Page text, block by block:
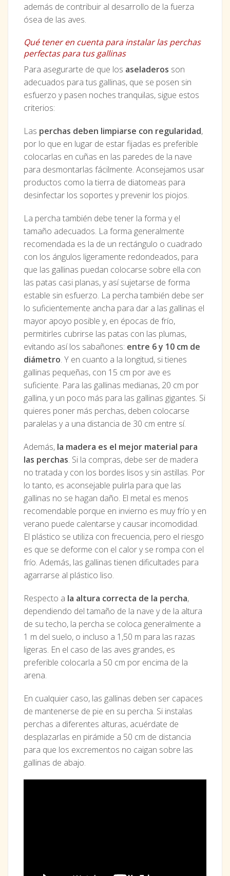
además de contribuir al desarrollo de la fuerza
ósea de las aves.
Qué tener en cuenta para instalar las perchas
perfectas para tus gallinas
Para asegurarte de que los aseladeros son
adecuados para tus gallinas, que se posen sin
esfuerzo y pasen noches tranquilas, sigue estos
criterios:
Las perchas deben limpiarse con regularidad,
por lo que en lugar de estar fijadas es preferible
colocarlas en cuñas en las paredes de la nave
para desmontarlas fácilmente. Aconsejamos usar
productos como la tierra de diatomeas para
desinfectar los soportes y prevenir los piojos.
La percha también debe tener la forma y el
tamaño adecuados. La forma generalmente
recomendada es la de un rectángulo o cuadrado
con los ángulos ligeramente redondeados, para
que las gallinas puedan colocarse sobre ella con
las patas casi planas, y así sujetarse de forma
estable sin esfuerzo. La percha también debe ser
lo suficientemente ancha para dar a las gallinas el
mayor apoyo posible y, en épocas de frío,
permitirles cubrirse las patas con las plumas,
evitando así los sabañones: entre 6 y 10 cm de
diámetro. Y en cuanto a la longitud, si tienes
gallinas pequeñas, con 15 cm por ave es
suficiente. Para las gallinas medianas, 20 cm por
gallina, y un poco más para las gallinas gigantes. Si
quieres poner más perchas, deben colocarse
paralelas y a una distancia de 30 cm entre sí.
Además, la madera es el mejor material para
las perchas. Si la compras, debe ser de madera
no tratada y con los bordes lisos y sin astillas. Por
lo tanto, es aconsejable pulirla para que las
gallinas no se hagan daño. El metal es menos
recomendable porque en invierno es muy frío y en
verano puede calentarse y causar incomodidad.
El plástico se utiliza con frecuencia, pero el riesgo
es que se deforme con el calor y se rompa con el
frío. Además, las gallinas tienen dificultades para
agarrarse al plástico liso.
Respecto a la altura correcta de la percha,
dependiendo del tamaño de la nave y de la altura
de su techo, la percha se coloca generalmente a
1 m del suelo, o incluso a 1,50 m para las razas
ligeras. En el caso de las aves grandes, es
preferible colocarla a 50 cm por encima de la
arena.
En cualquier caso, las gallinas deben ser capaces
de mantenerse de pie en su percha. Si instalas
perchas a diferentes alturas, acuérdate de
desplazarlas en pirámide a 50 cm de distancia
para que los excrementos no caigan sobre las
gallinas de abajo.